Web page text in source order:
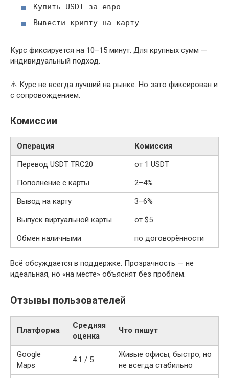
Купить USDT за евро
Вывести крипту на карту
Курс фиксируется на 10–15 минут. Для крупных сумм —
индивидуальный подход.
⚠️ Курс не всегда лучший на рынке. Но зато фиксирован и
с сопровождением.
Комиссии
Операция
Комиссия
Перевод USDT TRC20
от 1 USDT
Пополнение с карты
2–4%
Вывод на карту
3–6%
Выпуск виртуальной карты
от $5
Обмен наличными
по договорённости
Всё обсуждается в поддержке. Прозрачность — не
идеальная, но «на месте» объяснят без проблем.
Отзывы пользователей
Платформа
Средняя
оценка
Что пишут
Google
Maps
4.1 / 5
Живые офисы, быстро, но
не всегда стабильно